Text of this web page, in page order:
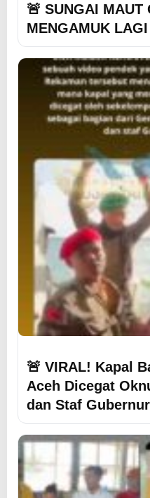
🚨 SUNGAI MAUT
MENGAMUK LAGI
🚨 VIRAL! Kapal
Aceh Dicegat
dan Staf Gubernur